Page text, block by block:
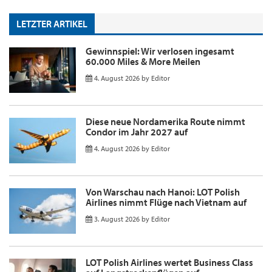
LETZTER ARTIKEL
Gewinnspiel: Wir verlosen ingesamt
60.000 Miles & More Meilen
4. August 2026 by Editor
Diese neue Nordamerika Route nimmt
Condor im Jahr 2027 auf
4. August 2026 by Editor
Von Warschau nach Hanoi: LOT Polish
Airlines nimmt Flüge nach Vietnam auf
3. August 2026 by Editor
LOT Polish Airlines wertet Business Class